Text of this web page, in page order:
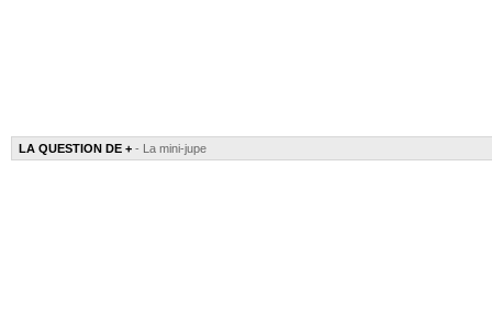
LA QUESTION DE + - La mini-jupe